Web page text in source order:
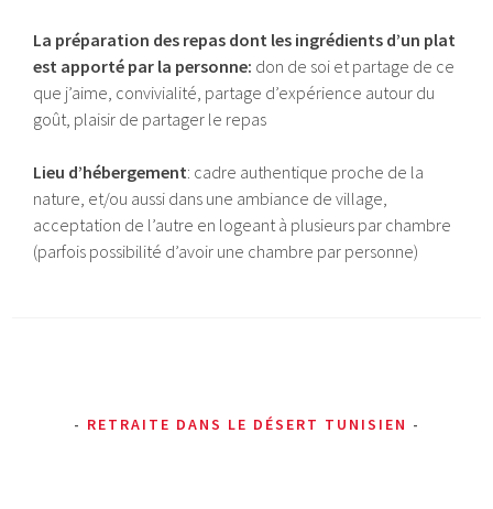
La préparation des repas dont les ingrédients d’un plat
est apporté par la personne: don de soi et partage de ce
que j’aime, convivialité, partage d’expérience autour du
goût, plaisir de partager le repas
Lieu d’hébergement: cadre authentique proche de la
nature, et/ou aussi dans une ambiance de village,
acceptation de l’autre en logeant à plusieurs par chambre
(parfois possibilité d’avoir une chambre par personne)
RETRAITE DANS LE DÉSERT TUNISIEN